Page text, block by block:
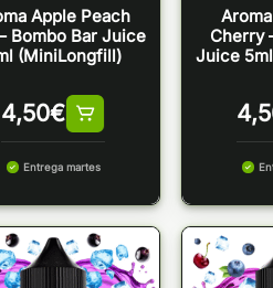
Apple Peach
Bombo Bar Juice
(MiniLongfill)
4,50€
Entrega martes
Cherry
Juice